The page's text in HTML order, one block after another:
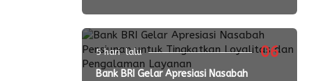
06
5 hari lalu
Bank BRI Gelar Apresiasi Nasabah